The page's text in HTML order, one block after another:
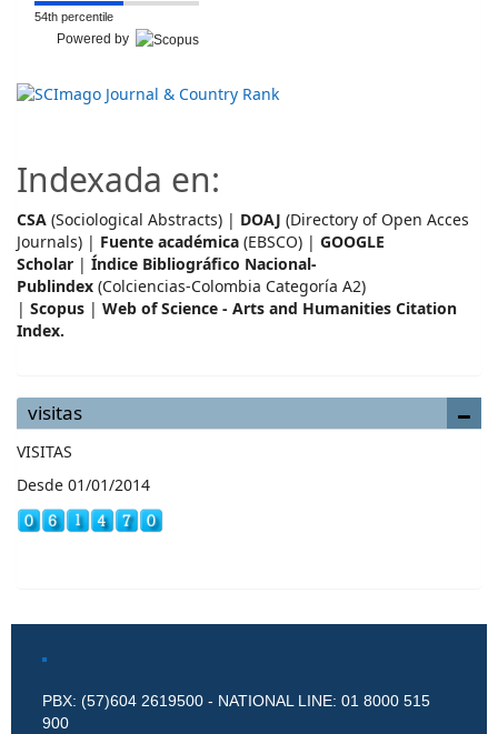
54th percentile
Powered by
Indexada en:
CSA (Sociological Abstracts) | DOAJ (Directory of Open Acces
Journals) | Fuente académica (EBSCO) | GOOGLE
Scholar | Índice Bibliográfico Nacional-
Publindex (Colciencias-Colombia Categoría A2)
| Scopus | Web of Science - Arts and Humanities Citation
Index.
visitas
VISITAS
Desde 01/01/2014
PBX: (57)604 2619500 - NATIONAL LINE: 01 8000 515
900